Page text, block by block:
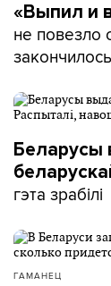
«Выпил и
не повезло
закончилось
Беларусы
гэта зрабілі
ГАМАНЕЦ